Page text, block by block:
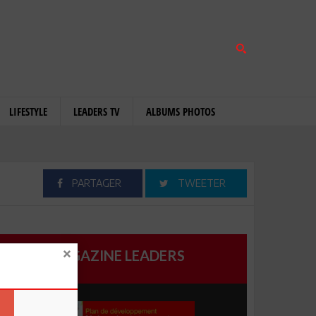
LIFESTYLE LEADERS TV ALBUMS PHOTOS
PARTAGER TWEETER
MAGAZINE LEADERS